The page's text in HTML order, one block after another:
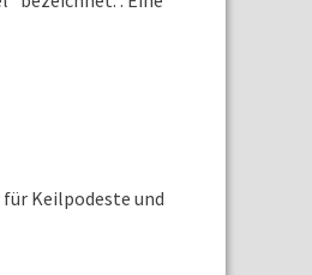
Keilpodeste und